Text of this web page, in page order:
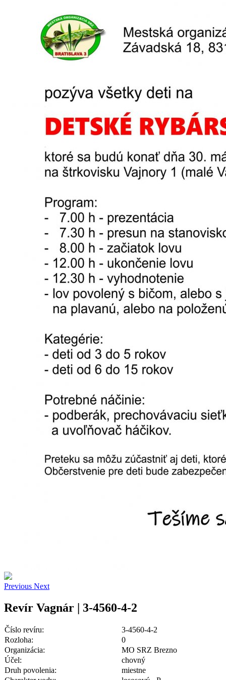
Previous Next
Revír Vagnár | 3-4560-4-2
Číslo revíru:
3-4560-4-2
Rozloha:
0
Organizácia:
MO SRZ Brezno
Účel:
chovný
Druh povolenia:
miestne